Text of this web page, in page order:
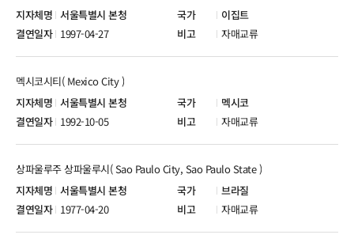
서울특별시 본청 이집트
1997-04-27 자매교류
서울특별시 본청 멕시코
멕시코시티( Mexico City )
1992-10-05 자매교류
서울특별시 본청 브라질
상파울루주 상파울루시( Sao Paulo City, Sao Paulo State )
1977-04-20 자매교류